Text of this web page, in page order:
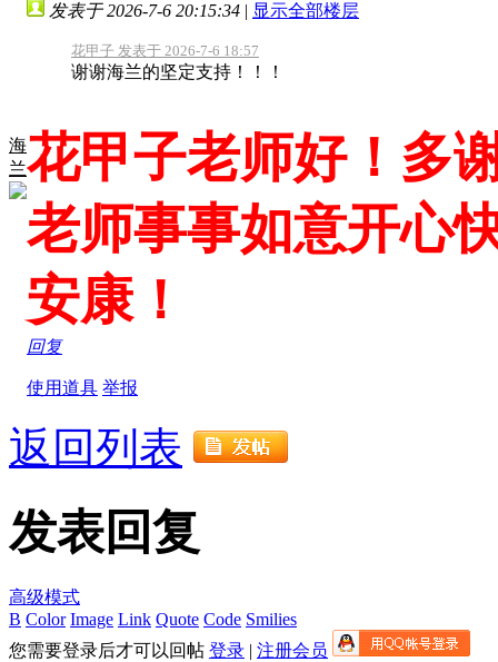
海
兰
发表于 2026-7-6 20:15:34 | 显示全部楼层
花甲子 发表于 2026-7-6 18:57
谢谢海兰的坚定支持！！！
花甲子老师好！多
老师事事如意开心
安康！
回复
使用道具 举报
返回列表
发表回复
高级模式
B Color Image Link Quote Code Smilies
您需要登录后才可以回帖 登录 | 注册会员